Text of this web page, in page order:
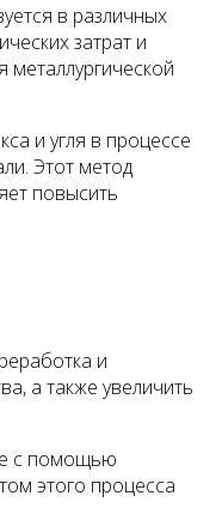
в различных
затрат и
и угля в процессе
Этот метод
повысить
и
а также увеличить
с помощью
этого процесса